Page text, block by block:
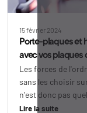
15 février 2024
Porte-plaques et
avec vos plaques
Les forces de
sans les choisir
n'est donc pas
Lire la suite